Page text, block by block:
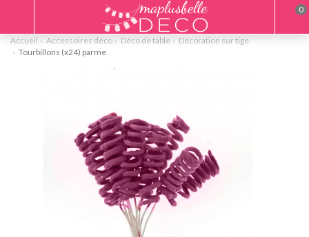
Accueil Accessoires déco Déco de table
Décoration sur tige
Tourbillons (x24) parme
0